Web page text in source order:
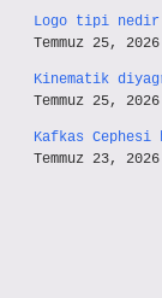
Logo tipi
Temmuz 25, 2026
Kinematik
Temmuz 25, 2026
Kafkas
Temmuz 23, 2026